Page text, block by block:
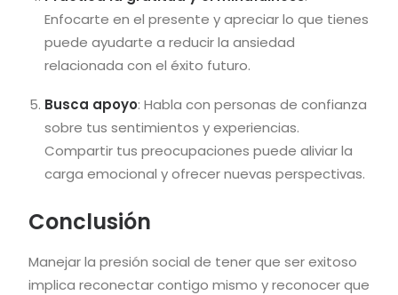
Enfocarte en el presente y apreciar lo que tienes
puede ayudarte a reducir la ansiedad
relacionada con el éxito futuro.
Busca apoyo: Habla con personas de confianza
sobre tus sentimientos y experiencias.
Compartir tus preocupaciones puede aliviar la
carga emocional y ofrecer nuevas perspectivas.
Conclusión
Manejar la presión social de tener que ser exitoso
implica reconectar contigo mismo y reconocer que